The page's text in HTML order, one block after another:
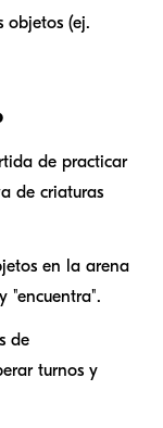
objetos (ej.
de practicar
de criaturas
en la arena
"encuentra".
de
turnos y